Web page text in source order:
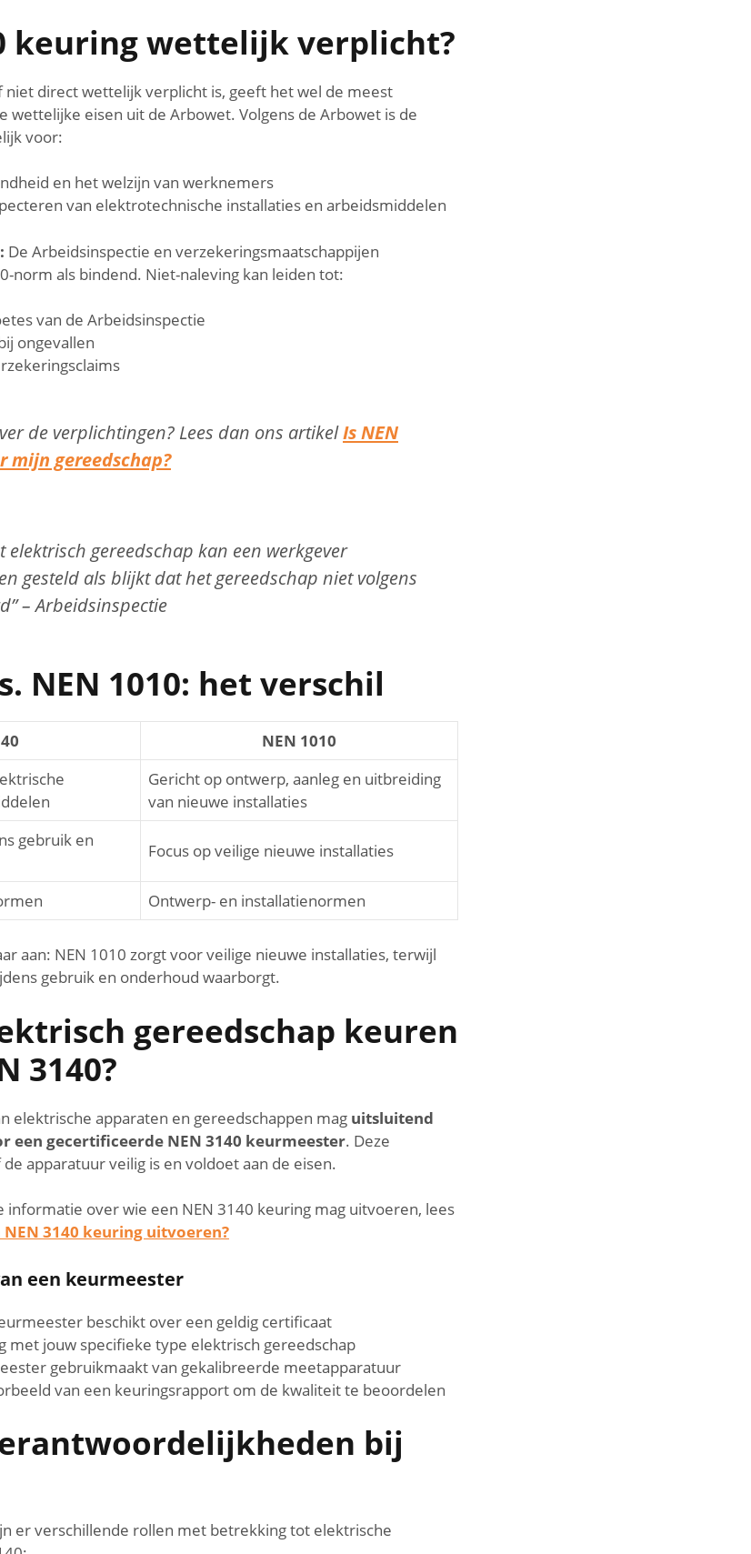
keuring wettelijk verplicht?
niet direct wettelijk verplicht is, geeft het wel de meest
wettelijke eisen uit de Arbowet. Volgens de Arbowet is de
voor:
en het welzijn van werknemers
van elektrotechnische installaties en arbeidsmiddelen
De Arbeidsinspectie en verzekeringsmaatschappijen
norm als bindend. Niet-naleving kan leiden tot:
van de Arbeidsinspectie
ongevallen
de verplichtingen? Lees dan ons artikelIs NEN
mijn gereedschap?
elektrisch gereedschap kan een werkgever
gesteld als blijkt dat het gereedschap niet volgens
– Arbeidsinspectie
NEN 1010: het verschil
NEN 1010
Gericht op ontwerp, aanleg en uitbreiding
van nieuwe installaties
gebruik en
Focus op veilige nieuwe installaties
Ontwerp- en installatienormen
aan: NEN 1010 zorgt voor veilige nieuwe installaties, terwijl
gebruik en onderhoud waarborgt.
gereedschap keuren
3140?
elektrische apparaten en gereedschappen mag uitsluitend
een gecertificeerde NEN 3140 keurmeester. Deze
apparatuur veilig is en voldoet aan de eisen.
over wie een NEN 3140 keuring mag uitvoeren, lees
NEN 3140 keuring uitvoeren?
een keurmeester
beschikt over een geldig certificaat
met jouw specifieke type elektrisch gereedschap
gebruikmaakt van gekalibreerde meetapparatuur
van een keuringsrapport om de kwaliteit te beoordelen
bij
er verschillende rollen met betrekking tot elektrische